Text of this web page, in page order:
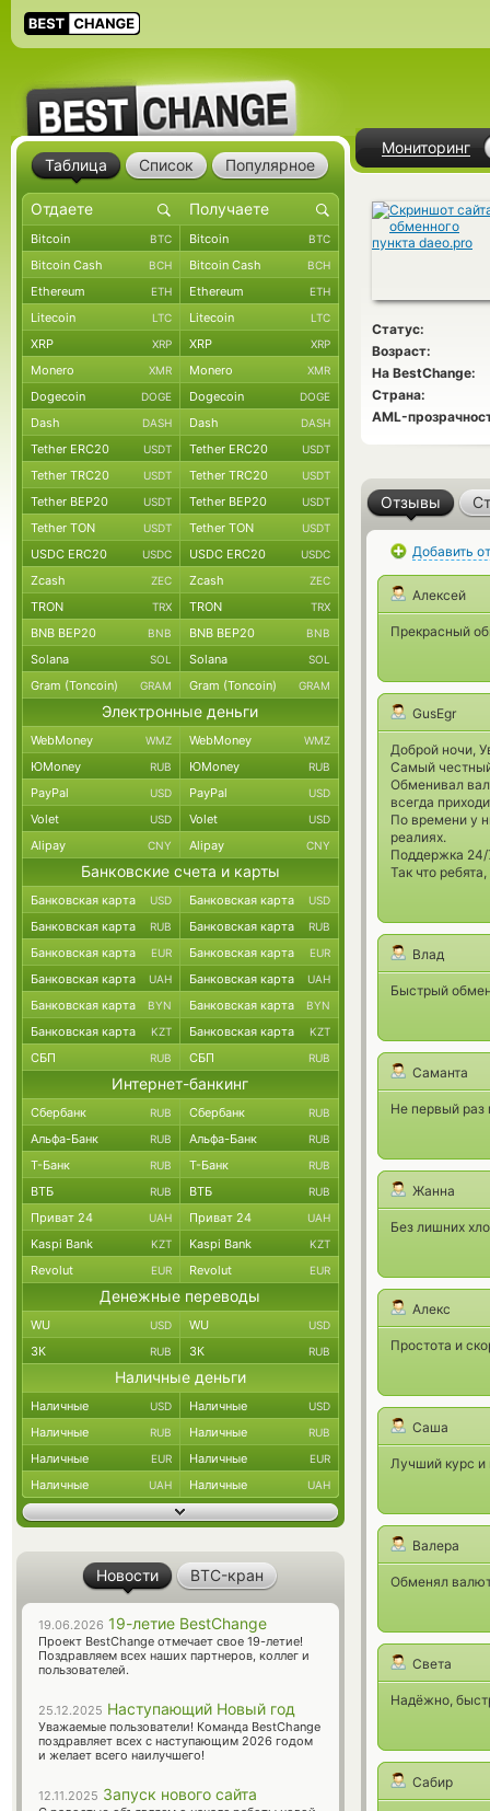
Мониторинг
Статус:
Возраст:
На BestChange:
Страна:
AML-
Отзывы
Добавить
Алексей
Прекрасный
GusEgr
Доброй ночи,
Самый
Обменивал
всегда
По времени у
реалиях.
Поддержка
Так что
Влад
Быстрый
Саманта
Не первый
Жанна
Без лишних
Алекс
Простота и
Саша
Лучший курс и
Валера
Обменял
Света
Надёжно,
Сабир
Таблица Список Популярное
Bitcoin BTC Bitcoin BTC
Bitcoin Cash BCH Bitcoin Cash BCH
Ethereum ETH Ethereum ETH
Litecoin LTC Litecoin LTC
XRP XRP XRP XRP
Monero XMR Monero XMR
Dogecoin DOGE Dogecoin DOGE
Dash DASH Dash DASH
Tether ERC20 USDT Tether ERC20 USDT
Tether TRC20 USDT Tether TRC20 USDT
Tether BEP20 USDT Tether BEP20 USDT
Tether TON USDT Tether TON USDT
USDC ERC20 USDC USDC ERC20 USDC
Zcash ZEC Zcash ZEC
TRON TRX TRON TRX
BNB BEP20 BNB BNB BEP20 BNB
Solana SOL Solana SOL
Gram (Toncoin) GRAM Gram (Toncoin) GRAM
Электронные деньги
WebMoney WMZ WebMoney WMZ
ЮMoney RUB ЮMoney RUB
PayPal USD PayPal USD
Volet USD Volet USD
Alipay CNY Alipay CNY
Банковские счета и карты
Банковская карта USD Банковская карта USD
Банковская карта RUB Банковская карта RUB
Банковская карта EUR Банковская карта EUR
Банковская карта UAH Банковская карта UAH
Банковская карта BYN Банковская карта BYN
Банковская карта KZT Банковская карта KZT
СБП RUB СБП RUB
Интернет-банкинг
Сбербанк RUB Сбербанк RUB
Альфа-Банк RUB Альфа-Банк RUB
Т-Банк RUB Т-Банк RUB
ВТБ RUB ВТБ RUB
Приват 24 UAH Приват 24 UAH
Kaspi Bank KZT Kaspi Bank KZT
Revolut EUR Revolut EUR
Денежные переводы
WU USD WU USD
ЗК RUB ЗК RUB
Наличные деньги
Наличные USD Наличные USD
Наличные RUB Наличные RUB
Наличные EUR Наличные EUR
Наличные UAH Наличные UAH
Новости BTC-кран
19.06.2026 19-летие BestChange
Проект BestChange отмечает свое 19-летие!
Поздравляем всех наших партнеров, коллег и
пользователей.
25.12.2025 Наступающий Новый год
Уважаемые пользователи! Команда BestChange
поздравляет всех с наступающим 2026 годом
и желает всего наилучшего!
12.11.2025 Запуск нового сайта